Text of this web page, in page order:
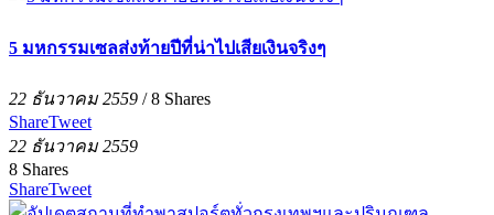
5 มหกรรมเซลส่งท้ายปีที่น่าไปเสียเงินจริงๆ
22 ธันวาคม 2559 /8 Shares
ShareTweet
22 ธันวาคม 2559
8 Shares
ShareTweet